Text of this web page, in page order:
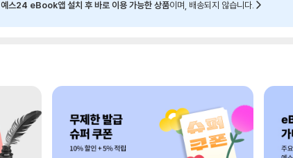
예스24 eBook앱 설치 후 바로 이용 가능한 상품이며, 배송되지 않습니다.